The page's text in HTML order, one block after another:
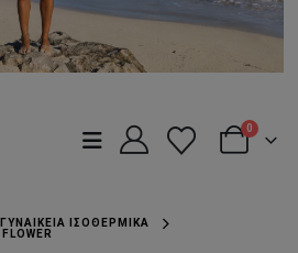
0
ΓΥΝΑΙΚΕΊΑ ΙΣΟΘΕΡΜΙΚΆ